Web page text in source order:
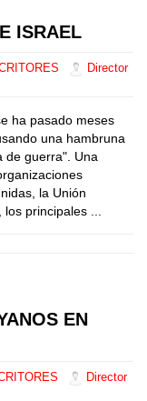
ISRAEL
Director
ha pasado meses
una hambruna
de guerra". Una
la Unión
principales ...
EN
Director